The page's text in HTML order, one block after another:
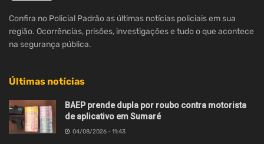
Confira no Policial Padrão as últimas notícias policiais em sua
região. Ocorrências, prisões, investigações e tudo o que acontece
na segurança pública.
Últimas notícias
BAEP prende dupla por roubo contra motorista
de aplicativo em Sumaré
04/08/2026 - 11:43